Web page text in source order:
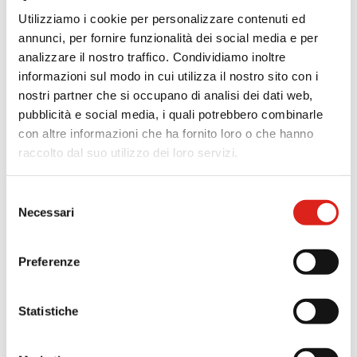
Utilizziamo i cookie per personalizzare contenuti ed
annunci, per fornire funzionalità dei social media e per
analizzare il nostro traffico. Condividiamo inoltre
informazioni sul modo in cui utilizza il nostro sito con i
nostri partner che si occupano di analisi dei dati web,
pubblicità e social media, i quali potrebbero combinarle
con altre informazioni che ha fornito loro o che hanno
raccolto dal suo utilizzo dei loro servizi.
delNecessari
Preferenze
Statistiche
TRIS DI VERDURE
STICK DI ZUCCHINE
BARCHETTE CON BUCCIA
CARCIOFI
PATATINE TAGLIO CLASSICO
CASALINGHE
FIAMMIFERO
Irrigazione a goccia
L’acqua è una risorsa sempre più preziosa: per
questo motivo per irrigare le nostre patate